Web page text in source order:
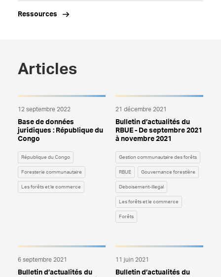
Ressources
Articles
République du Congo
Foresterie communautaire
Les forêts et le commerce
12 septembre 2022
Base de données
juridiques : République du
Congo
Gestion communautaire des forêts
RBUE Gouvernance forestière
Deboisement-illegal
Les forêts et le commerce
Forêts
21 décembre 2021
Bulletin d’actualités du
RBUE - De septembre 2021
à novembre 2021
6 septembre 2021
Bulletin d’actualités du
11 juin 2021
Bulletin d’actualités du